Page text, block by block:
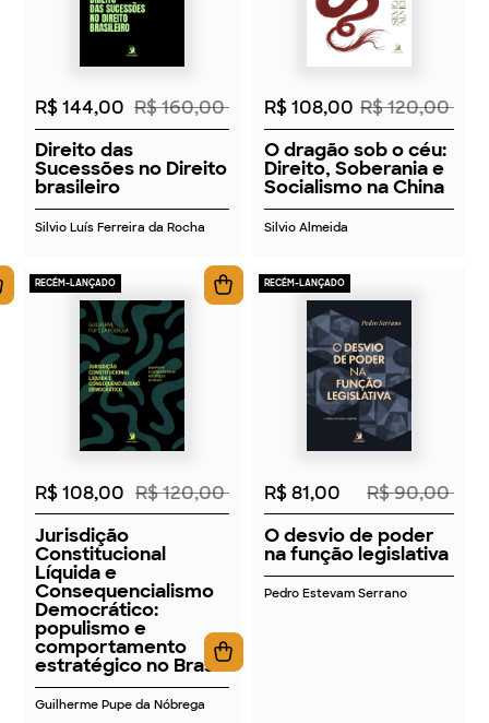
R$ 144,00 R$ 160,00
Direito das
Sucessões no Direito
brasileiro
Silvio Luís Ferreira da Rocha
R$ 108,00 R$ 120,00
O dragão sob o céu:
Direito, Soberania e
Socialismo na China
Silvio Almeida
RECÉM-LANÇADO
2026
R$ 108,00 R$ 120,00
Jurisdição
Constitucional
Líquida e
Consequencialismo
Democrático:
populismo e
comportamento
estratégico no Brasil
Guilherme Pupe da Nóbrega
RECÉM-LANÇADO
2026
R$ 81,00
R$ 90,00
O desvio de poder
na função legislativa
Pedro Estevam Serrano